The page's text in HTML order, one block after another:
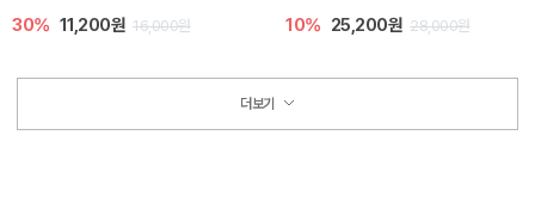
30% 11,200원 16,000원 10% 25,200원 28,000원
더보기